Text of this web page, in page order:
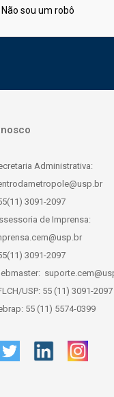
Administrativa:
3091-2097
de Imprensa:
3091-2097
USP: 55 (11) 3091-2097
55 (11) 5574-0399